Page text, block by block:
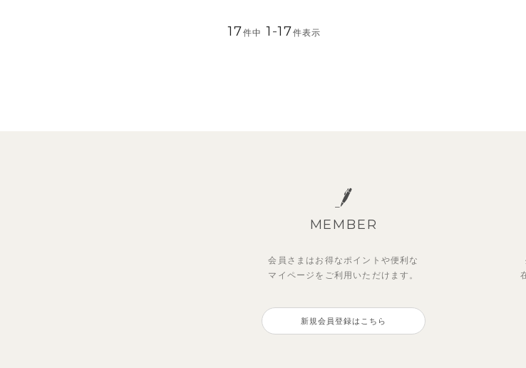
17件中 1 -17件表示
MEMBER
会員さまはお得なポイントや便利な
マイページを ご利用いただけます。
新規会員登録はこちら